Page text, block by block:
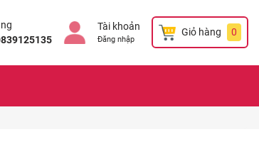
Tài khoản
Đăng nhập
Giỏ hàng 0